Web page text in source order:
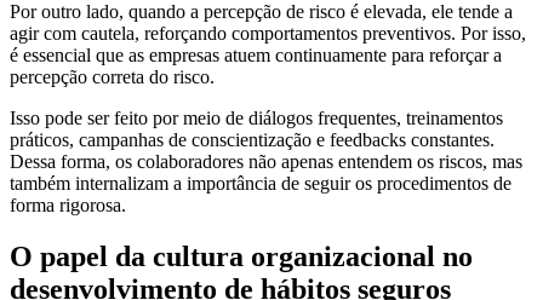
Por outro lado, quando a percepção de risco é elevada, ele tende a
agir com cautela, reforçando comportamentos preventivos. Por isso,
é essencial que as empresas atuem continuamente para reforçar a
percepção correta do risco.
Isso pode ser feito por meio de diálogos frequentes, treinamentos
práticos, campanhas de conscientização e feedbacks constantes.
Dessa forma, os colaboradores não apenas entendem os riscos, mas
também internalizam a importância de seguir os procedimentos de
forma rigorosa.
O papel da cultura organizacional no
desenvolvimento de hábitos seguros